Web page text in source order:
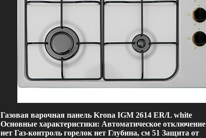
Газовая варочная панель Krona IGM 2614 ER/L white
Основные характеристики: Автоматическое отключение
нет Газ-контроль горелок нет Глубина, см 51 Защита от